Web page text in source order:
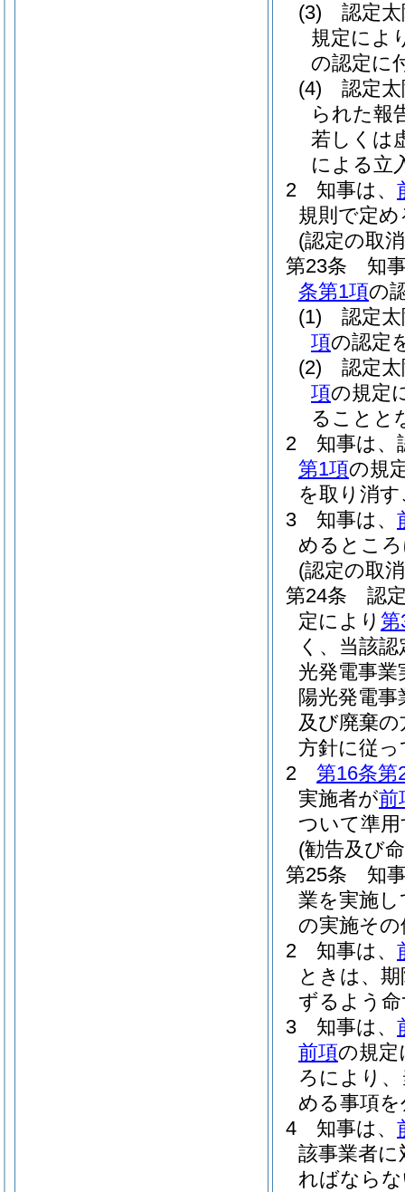
(3)
認定
規定によ
の認定に
(4)
認定
られた報
若しくは
による立
2
知事は、
規則で定
(認定の取
第23条
知
条第1項の
(1)
認定
項の認定
(2)
認定
項の規定
ることと
2
知事は、
第1項の規
を取り消
3
知事は、
めるとこ
(認定の取
第24条
認
定により 第
く、当該
光発電事業
陽光発電
及び廃棄
方針に従
2
第16条第
実施者が前
ついて準
(勧告及び
第25条
知
業を実施
の実施そ
2
知事は、
ときは、
ずるよう
3
知事は、
前項の規定
ろにより
める事項
4
知事は、
該事業者
ればなら